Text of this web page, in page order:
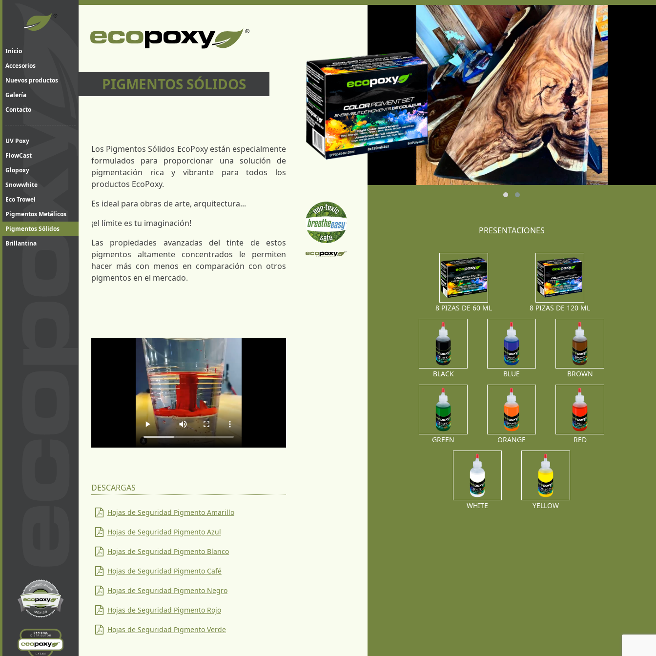
Inicio
Accesorios
Nuevos productos
Galería
Contacto
UV Poxy
FlowCast
Glopoxy
Snowwhite
Eco Trowel
Pigmentos Metálicos
Pigmentos Sólidos
Brillantina
PIGMENTOS SÓLIDOS
Los Pigmentos Sólidos EcoPoxy están especialmente
formulados para proporcionar una solución de
pigmentación rica y vibrante para todos los
productos EcoPoxy.
Es ideal para obras de arte, arquitectura...
¡el límite es tu imaginación!
Las propiedades avanzadas del tinte de estos
pigmentos altamente concentrados le permiten
hacer más con menos en comparación con otros
pigmentos en el mercado.
DESCARGAS
Hojas de Seguridad Pigmento Amarillo
Hojas de Seguridad Pigmento Azul
Hojas de Seguridad Pigmento Blanco
Hojas de Seguridad Pigmento Café
Hojas de Seguridad Pigmento Negro
Hojas de Seguridad Pigmento Rojo
Hojas de Seguridad Pigmento Verde
PRESENTACIONES
8 PIZAS DE 60 ML 8 PIZAS DE 120 ML
BLACK BLUE BROWN
GREEN ORANGE RED
WHITE YELLOW